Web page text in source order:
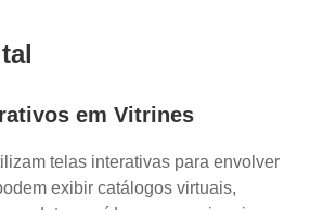
em Vitrines
telas interativas para envolver
exibir catálogos virtuais,